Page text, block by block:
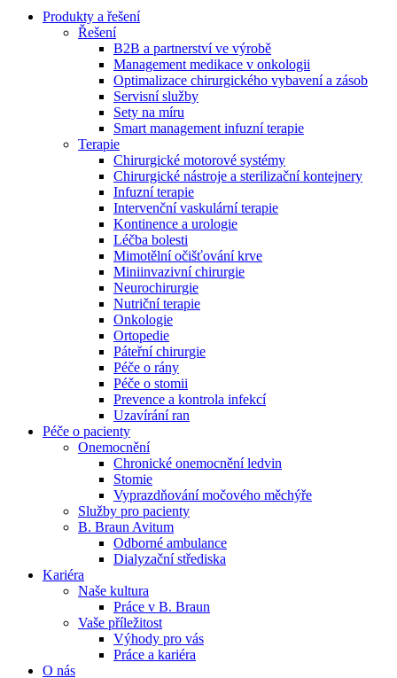
Produktový katalog​
Objevte naše produkty. Navštivte produktový katalog B.
Braun s našim kompletním produktovým portfoliem.
Odborné ambulance
Naše specializované ambulance jsou tu pro vás. Zvolte
specializaci a město, které potřebujete, a objednejte se do naší
ambulance.
Zůstaňte v dialogu s B. Braun. ​Kontaktujte nás.​
Produkty a řešení
Řešení
B2B a partnerství ve výrobě
Management medikace v onkologii
Optimalizace chirurgického vybavení a zásob
Servisní služby
Sety na míru
Smart management infuzní terapie​
Terapie
Chirurgické motorové systémy
Chirurgické nástroje a sterilizační kontejnery
Infuzní terapie
Intervenční vaskulární terapie
Kontinence a urologie
Léčba bolesti
Mimotělní očišťování krve
Miniinvazivní chirurgie
Neurochirurgie
Nutriční terapie
Onkologie
Ortopedie
Páteřní chirurgie
Péče o rány
Péče o stomii
Prevence a kontrola infekcí
Uzavírání ran
Péče o pacienty
Onemocnění
Chronické onemocnění ledvin
Stomie
Vyprazdňování močového měchýře
Služby pro pacienty
B. Braun Avitum
Odborné ambulance
Dialyzační střediska
Kariéra
Naše kultura
Práce v B. Braun
Vaše příležitost​
Výhody pro vás
Práce a kariéra
O nás